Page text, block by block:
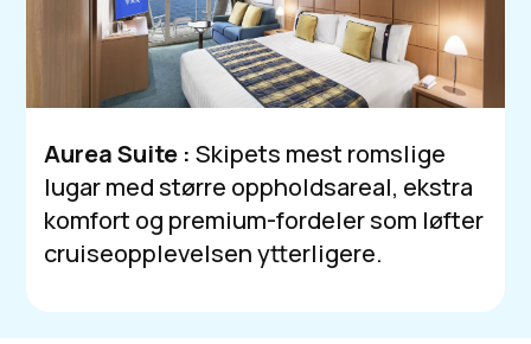
Aurea Suite : Skipets mest romslige
lugar med større oppholdsareal, ekstra
komfort og premium-fordeler som løfter
cruiseopplevelsen ytterligere.